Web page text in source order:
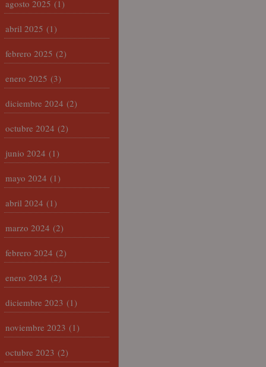
agosto 2025 (1)
abril 2025 (1)
febrero 2025 (2)
enero 2025 (3)
diciembre 2024 (2)
octubre 2024 (2)
junio 2024 (1)
mayo 2024 (1)
abril 2024 (1)
marzo 2024 (2)
febrero 2024 (2)
enero 2024 (2)
diciembre 2023 (1)
noviembre 2023 (1)
octubre 2023 (2)